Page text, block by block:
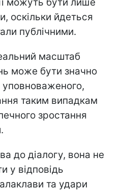
оскільки йдеться
публічними.
масштаб
може бути значно
таким випадкам
зростання
до діалогу, вона не
у відповідь
та удари